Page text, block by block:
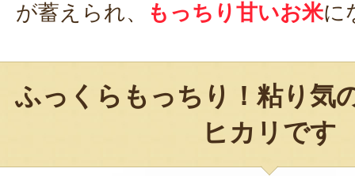
が蓄えられ、
もっちり甘いお米に
ふっくらもっちり！粘り気
ヒカリです